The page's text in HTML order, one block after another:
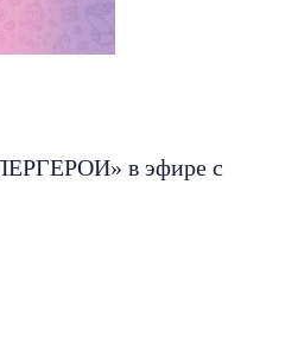
в эфире с